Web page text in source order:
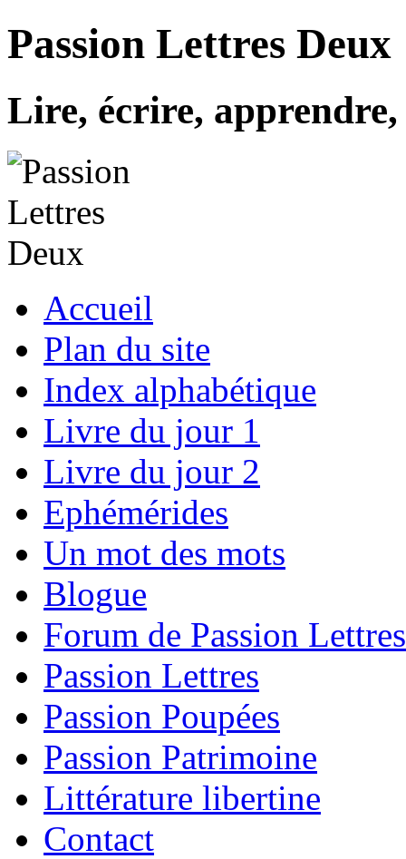
Passion Lettres Deux
Lire, écrire,
Accueil
Plan du site
Index alphabétique
Livre du jour 1
Livre du jour 2
Ephémérides
Un mot des mots
Blogue
Forum de Passion Lettres
Passion Lettres
Passion Poupées
Passion Patrimoine
Littérature libertine
Contact